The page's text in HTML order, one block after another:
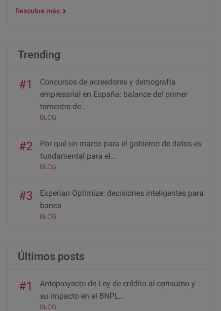
Descubre más
Trending
#1
Concursos de acreedores y demografía
empresarial en España: balance del primer
trimestre de…
BLOG
#2
Por qué un marco para el gobierno de datos es
fundamental para el…
BLOG
#3
Experian Optimize: decisiones inteligentes para
banca
BLOG
Últimos posts
#1
Anteproyecto de Ley de crédito al consumo y
su impacto en el BNPL…
BLOG